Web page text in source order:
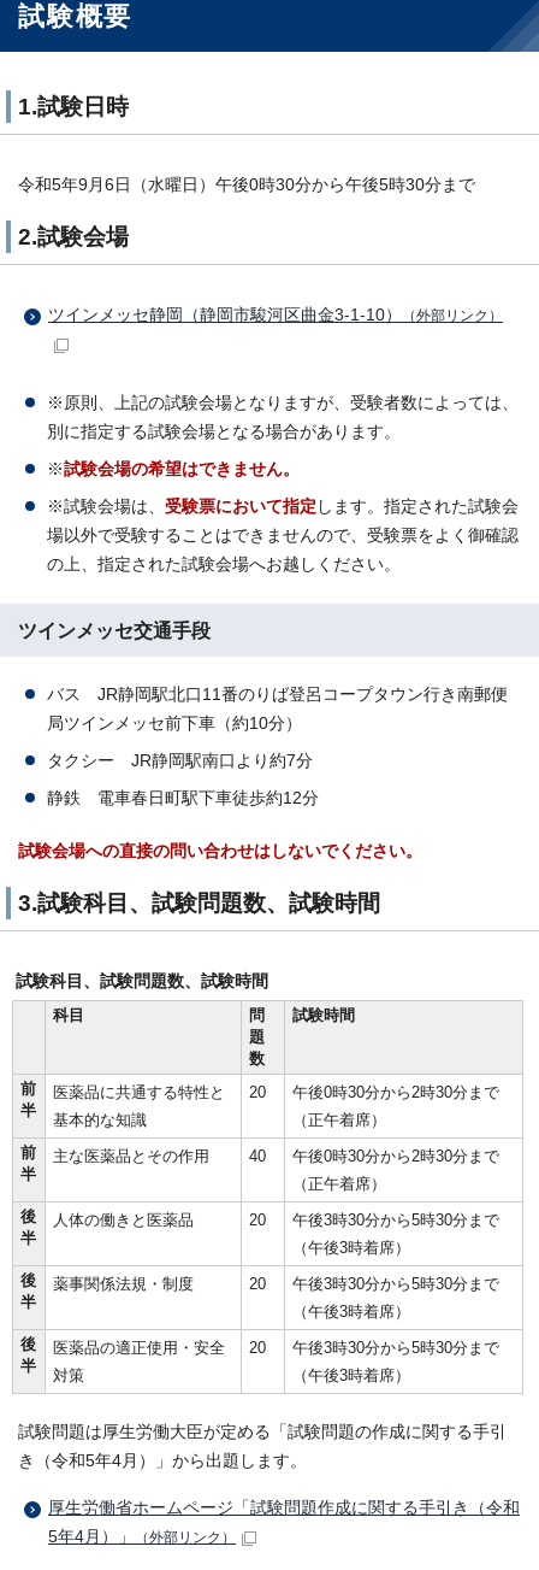
試験概要
1.試験日時
令和5年9月6日（水曜日）午後0時30分から午後5時30分まで
2.試験会場
ツインメッセ静岡（静岡市駿河区曲金3-1-10） （外部リンク）
※原則、上記の試験会場となりますが、受験者数によっては、
別に指定する試験会場となる場合があります。
※試験会場の希望はできません。
※試験会場は、 受験票において指定 します。指定された試験会
場以外で受験することはできませんので、受験票をよく御確認
の上、指定された試験会場へお越しください。
ツインメッセ交通手段
バス JR静岡駅北口11番のりば登呂コープタウン行き南郵便
局ツインメッセ前下車（約10分）
タクシー JR静岡駅南口より約7分
静鉄 電車春日町駅下車徒歩約12分
試験会場への直接の問い合わせはしないでください。
3.試験科目、試験問題数、試験時間
試験科目、試験問題数、試験時間
科目
問
題
数
試験時間
前
半
医薬品に共通する特性と
基本的な知識
20
午後0時30分から2時30分まで
（正午着席）
前
半
主な医薬品とその作用 40
午後0時30分から2時30分まで
（正午着席）
後
半
人体の働きと医薬品 20
午後3時30分から5時30分まで
（午後3時着席）
後
半
薬事関係法規・制度 20
午後3時30分から5時30分まで
（午後3時着席）
後
半
医薬品の適正使用・安全
対策
20
午後3時30分から5時30分まで
（午後3時着席）
試験問題は厚生労働大臣が定める「試験問題の作成に関する手引
き（令和5年4月）」から出題します。
厚生労働省ホームページ「試験問題作成に関する手引き（令和
5年4月）」
（外部リンク）